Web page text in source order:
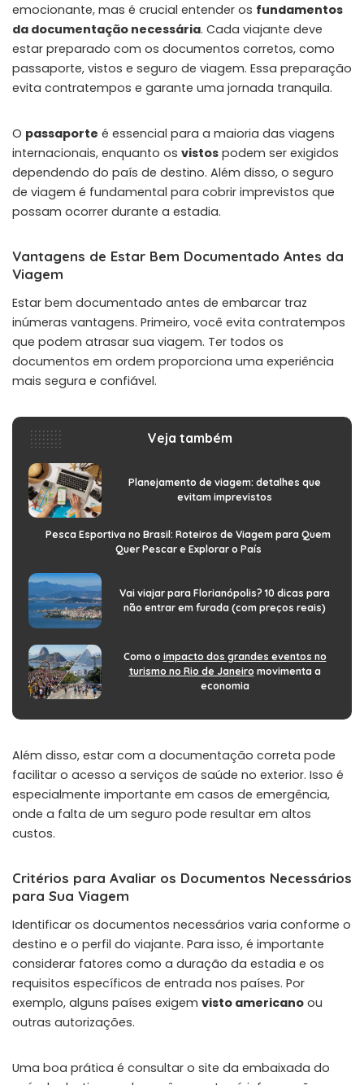
emocionante, mas é crucial entender os fundamentos
da documentação necessária. Cada viajante deve
estar preparado com os documentos corretos, como
passaporte, vistos e seguro de viagem. Essa preparação
evita contratempos e garante uma jornada tranquila.
O passaporte é essencial para a maioria das viagens
internacionais, enquanto os vistos podem ser exigidos
dependendo do país de destino. Além disso, o seguro
de viagem é fundamental para cobrir imprevistos que
possam ocorrer durante a estadia.
Vantagens de Estar Bem Documentado Antes da
Viagem
Estar bem documentado antes de embarcar traz
inúmeras vantagens. Primeiro, você evita contratempos
que podem atrasar sua viagem. Ter todos os
documentos em ordem proporciona uma experiência
mais segura e confiável.
Veja também
Planejamento de viagem: detalhes que
evitam imprevistos
Pesca Esportiva no Brasil: Roteiros de Viagem para Quem
Quer Pescar e Explorar o País
Vai viajar para Florianópolis? 10 dicas para
não entrar em furada (com preços reais)
Como o impacto dos grandes eventos no
turismo no Rio de Janeiro movimenta a
economia
Além disso, estar com a documentação correta pode
facilitar o acesso a serviços de saúde no exterior. Isso é
especialmente importante em casos de emergência,
onde a falta de um seguro pode resultar em altos
custos.
Critérios para Avaliar os Documentos Necessários
para Sua Viagem
Identificar os documentos necessários varia conforme o
destino e o perfil do viajante. Para isso, é importante
considerar fatores como a duração da estadia e os
requisitos específicos de entrada nos países. Por
exemplo, alguns países exigem visto americano ou
outras autorizações.
Uma boa prática é consultar o site da embaixada do